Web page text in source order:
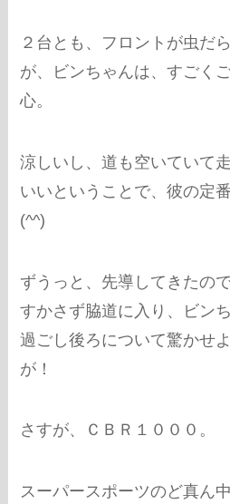
２台とも、フロントが虫だ
が、ビンちゃんは、すごく
心。
涼しいし、道も空いていて
いいということで、彼の定
(^^)
ずうっと、先導してきたの
すかさず脇道に入り、ビン
過ごし後ろについて驚かせ
が！
さすが、ＣＢＲ１０００。
スーパースポーツのど真ん